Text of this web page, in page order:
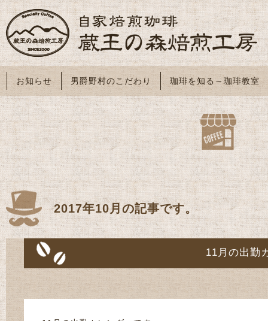
お知らせ 男爵野村のこだわり 珈琲を知る～珈琲教室
2017年10月の記事です。
11月の出勤